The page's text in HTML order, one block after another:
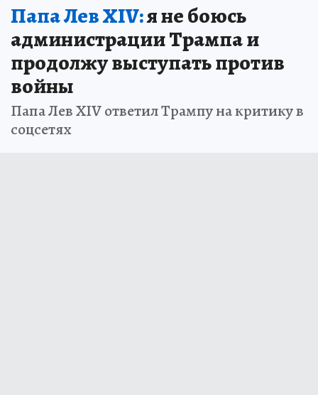
Папа Лев XIV:я не боюсь
администрации Трампа и
продолжу выступать против
войны
Папа Лев XIV ответил Трампу на критику в
соцсетях